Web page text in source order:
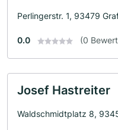
Perlingerstr. 1, 93479
0.0 (0
Josef Hastreiter
Waldschmidtplatz 8,